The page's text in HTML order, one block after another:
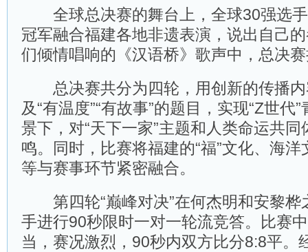
全球总决赛的舞台上，全球30强选手
冠军融合福建各地非遗表演，说出自己
们倾情唱响的《汉语桥》歌声中，总决
总决赛共分为四轮，用创新的传播内
及“有温度”“有故事”的题目，实现“Z世代
景下，对“天下一家”主题和人类命运共
鸣。同时，比赛将福建的“福”文化、海
等与赛事环节紧密融合。
第四轮“巅峰对决”在何杰明和安黎桦
手进行90秒限时一对一轮流竞答。比赛
当，赛况激烈，90秒内双方比分8:8平。